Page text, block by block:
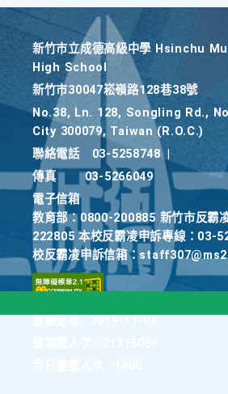
新竹巿立成德高級中學 Hsinchu
High School
新竹巿30047崧嶺路128巷38號
No.38, Ln. 128, Songling Rd.,
City 300079, Taiwan (R.O.C.)
聯絡電話
03-5258748
傳真
03-5266049
電子信箱
教育部：0800-200885 新竹市反霸
222805 本校反霸凌申訴專線：03-
校反霸凌申訴信箱：